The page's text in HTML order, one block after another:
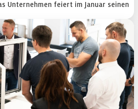
Unternehmen feiert im Januar seinen